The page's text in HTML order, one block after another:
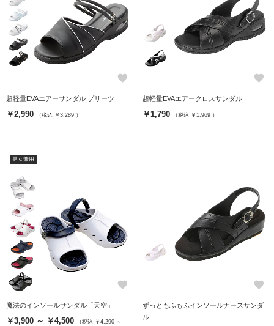
favorite
超軽量EVAエアーサンダル プリーツ
￥2,990 （税込 ￥3,289 ）
favorite
超軽量EVAエアークロスサンダル
￥1,790 （税込 ￥1,969 ）
男女兼用
favorite
魔法のインソールサンダル「天空」
￥3,900 ～ ￥4,500 （税込 ￥4,290 ～
favorite
ずっともふもふインソールナースサンダ
ル